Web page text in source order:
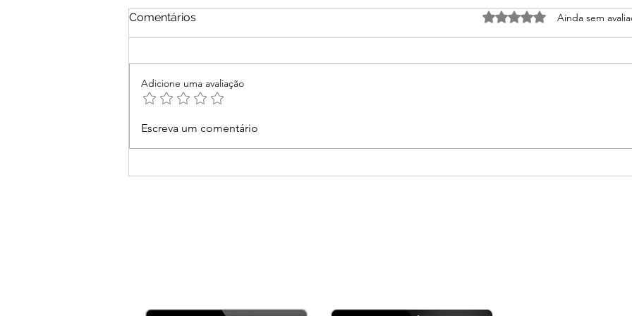
Segurança no Pix: Como
Comentários Avaliado com 0 de 5
Ainda sem
Adicione uma avaliação
Escreva um comentário